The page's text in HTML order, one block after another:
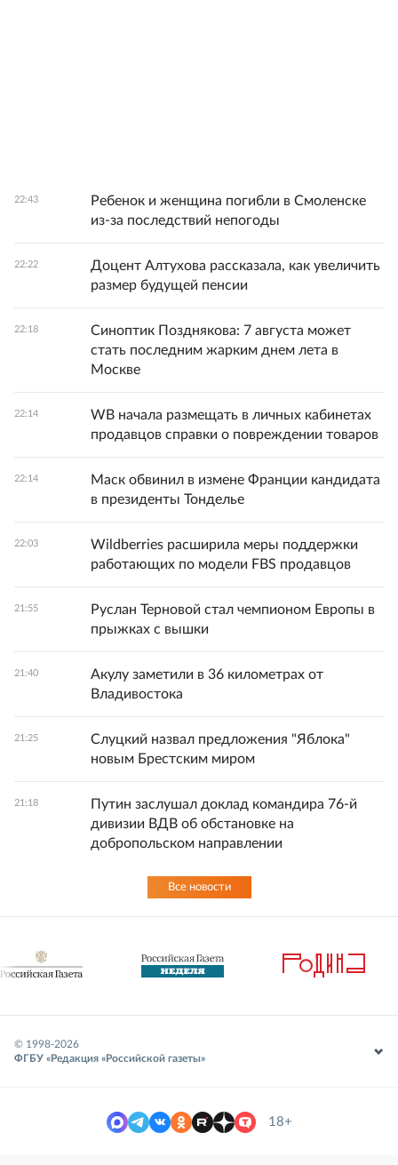
22:43
Ребенок и женщина погибли в Смоленске
из-за последствий непогоды
22:22
Доцент Алтухова рассказала, как увеличить
размер будущей пенсии
22:18
Синоптик Позднякова: 7 августа может
стать последним жарким днем лета в
Москве
22:14
WB начала размещать в личных кабинетах
продавцов справки о повреждении товаров
22:14
Маск обвинил в измене Франции кандидата
в президенты Тонделье
22:03
Wildberries расширила меры поддержки
работающих по модели FBS продавцов
21:55
Руслан Терновой стал чемпионом Европы в
прыжках с вышки
21:40
Акулу заметили в 36 километрах от
Владивостока
21:25
Слуцкий назвал предложения "Яблока"
новым Брестским миром
21:18
Путин заслушал доклад командира 76-й
дивизии ВДВ об обстановке на
добропольском направлении
Все новости
© 1998-2026
ФГБУ «Редакция «Российской газеты»
18+